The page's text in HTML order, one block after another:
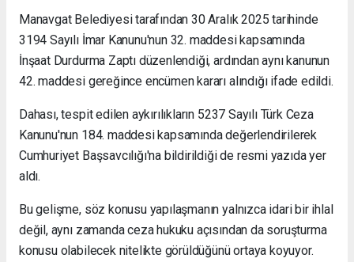
Manavgat Belediyesi tarafından 30 Aralık 2025 tarihinde
3194 Sayılı İmar Kanunu'nun 32. maddesi kapsamında
İnşaat Durdurma Zaptı düzenlendiği, ardından aynı kanunun
42. maddesi gereğince encümen kararı alındığı ifade edildi.
Dahası, tespit edilen aykırılıkların 5237 Sayılı Türk Ceza
Kanunu'nun 184. maddesi kapsamında değerlendirilerek
Cumhuriyet Başsavcılığı'na bildirildiği de resmi yazıda yer
aldı.
Bu gelişme, söz konusu yapılaşmanın yalnızca idari bir ihlal
değil, aynı zamanda ceza hukuku açısından da soruşturma
konusu olabilecek nitelikte görüldüğünü ortaya koyuyor.